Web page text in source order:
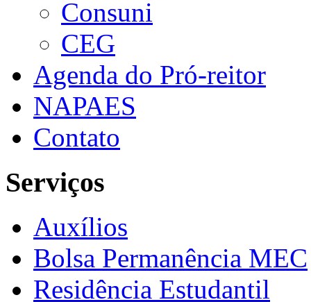
Consuni
CEG
Agenda do Pró-reitor
NAPAES
Contato
Serviços
Auxílios
Bolsa Permanência MEC
Residência Estudantil